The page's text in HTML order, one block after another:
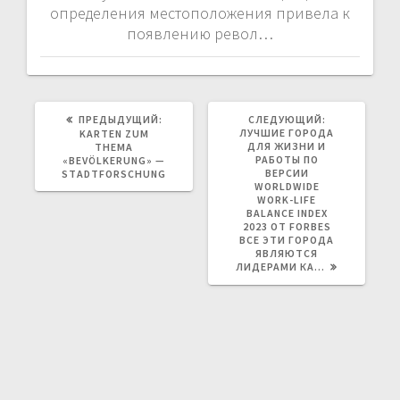
определения местоположения привела к
появлению револ…
ПРЕДЫДУЩИЙ:
KARTEN ZUM
THEMA
«BEVÖLKERUNG» —
STADTFORSCHUNG
СЛЕДУЮЩИЙ:
ЗАПИСЬ:
ЛУЧШИЕ ГОРОДА
ДЛЯ ЖИЗНИ И
РАБОТЫ ПО
ВЕРСИИ
WORLDWIDE
WORK-LIFE
BALANCE INDEX
2023 ОТ FORBES
ВСЕ ЭТИ ГОРОДА
ЯВЛЯЮТСЯ
ЛИДЕРАМИ КА…